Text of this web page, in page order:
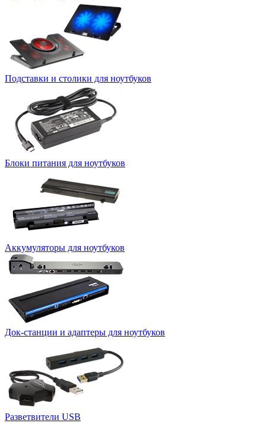
Подставки и столики для ноутбуков
Блоки питания для ноутбуков
Аккумуляторы для ноутбуков
Док-станции и адаптеры для ноутбуков
Разветвители USB